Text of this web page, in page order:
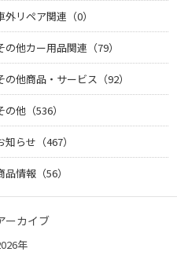
外リペア関連（0）
の他カー用品関連（79）
の他商品・サービス（92）
の他（536）
知らせ（467）
品情報（56）
ーカイブ
年